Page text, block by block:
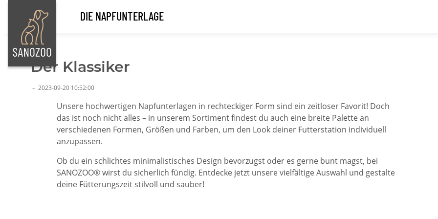
DIE NAPFUNTERLAGE
Der Klassiker
– 2023-09-20 10:52:00
Unsere hochwertigen Napfunterlagen in rechteckiger Form sind ein zeitloser Favorit! Doch
das ist noch nicht alles – in unserem Sortiment findest du auch eine breite Palette an
verschiedenen Formen, Größen und Farben, um den Look deiner Futterstation individuell
anzupassen.
Ob du ein schlichtes minimalistisches Design bevorzugst oder es gerne bunt magst, bei
SANOZOO® wirst du sicherlich fündig. Entdecke jetzt unsere vielfältige Auswahl und gestalte
deine Fütterungszeit stilvoll und sauber!